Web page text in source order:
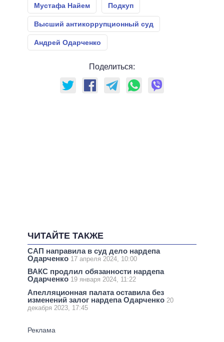
Мустафа Найем Подкуп
Высший антикоррупционный суд
Андрей Одарченко
Поделиться:
ЧИТАЙТЕ ТАКЖЕ
САП направила в суд дело нардепа
Одарченко 17 апреля 2024, 10:00
ВАКС продлил обязанности нардепа
Одарченко 19 января 2024, 11:22
Апелляционная палата оставила без
изменений залог нардепа Одарченко 20
декабря 2023, 17:45